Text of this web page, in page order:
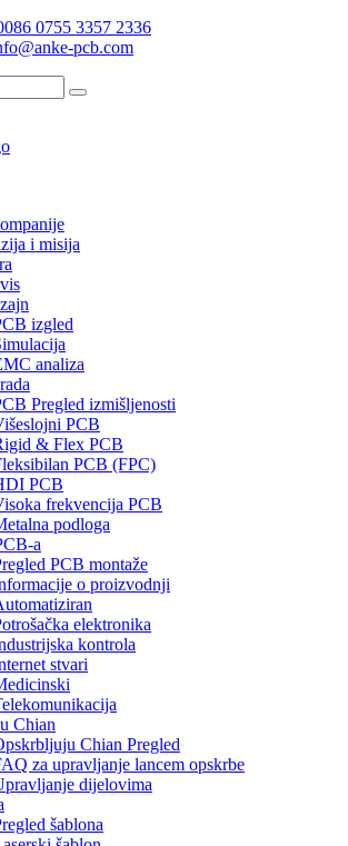
0755 3357 2336
pcb.com
i misija
izgled
analiza
Pregled izmišljenosti
PCB
& Flex PCB
PCB (FPC)
PCB
frekvencija PCB
podloga
a
PCB montaže
o proizvodnji
elektronika
kontrola
stvari
Chian
Chian Pregled
za upravljanje lancem opskrbe
dijelovima
šablona